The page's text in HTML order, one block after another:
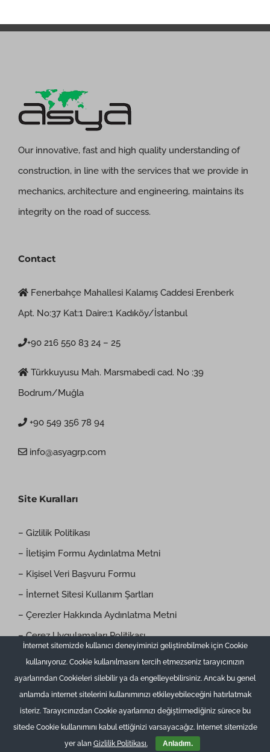
Our innovative, fast and high quality understanding of
construction, in line with the services that we provide in
mechanics, architecture and engineering, maintains its
integrity on the road of success.
Contact
Fenerbahçe Mahallesi Kalamış Caddesi Erenberk
Apt. No:37 Kat:1 Daire:1 Kadıköy/İstanbul
+90 216 550 83 24 – 25
Türkkuyusu Mah. Marsmabedi cad. No :39
Bodrum/Muğla
+90 549 356 78 94
info@asyagrp.com
Site Kuralları
– Gizlilik Politikası
– İletişim Formu Aydınlatma Metni
– Kişisel Veri Başvuru Formu
– İnternet Sitesi Kullanım Şartları
– Çerezler Hakkında Aydınlatma Metni
– Çerez Uygulamaları Politikası
2026Asya İnşaat | ALL RIGHTS RESERVED |
İnternet sitemizde kullanıcı deneyiminizi geliştirebilmek için Cookie
kullanıyoruz. Cookie kullanılmasını tercih etmezseniz tarayıcınızın
ayarlarından Cookieleri silebilir ya da engelleyebilirsiniz. Ancak bu genel
anlamda internet sitelerini kullanımınızı etkileyebileceğini hatırlatmak
isteriz. Tarayıcınızdan Cookie ayarlarınızı değiştirmediğiniz sürece bu
sitede Cookie kullanımını kabul ettiğinizi varsayacağız. İnternet sitemizde
yer alan Gizlilik Politikası. Anladım.